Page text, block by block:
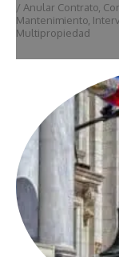
/ Anular Contrato,
Mantenimiento,
Multipropiedad